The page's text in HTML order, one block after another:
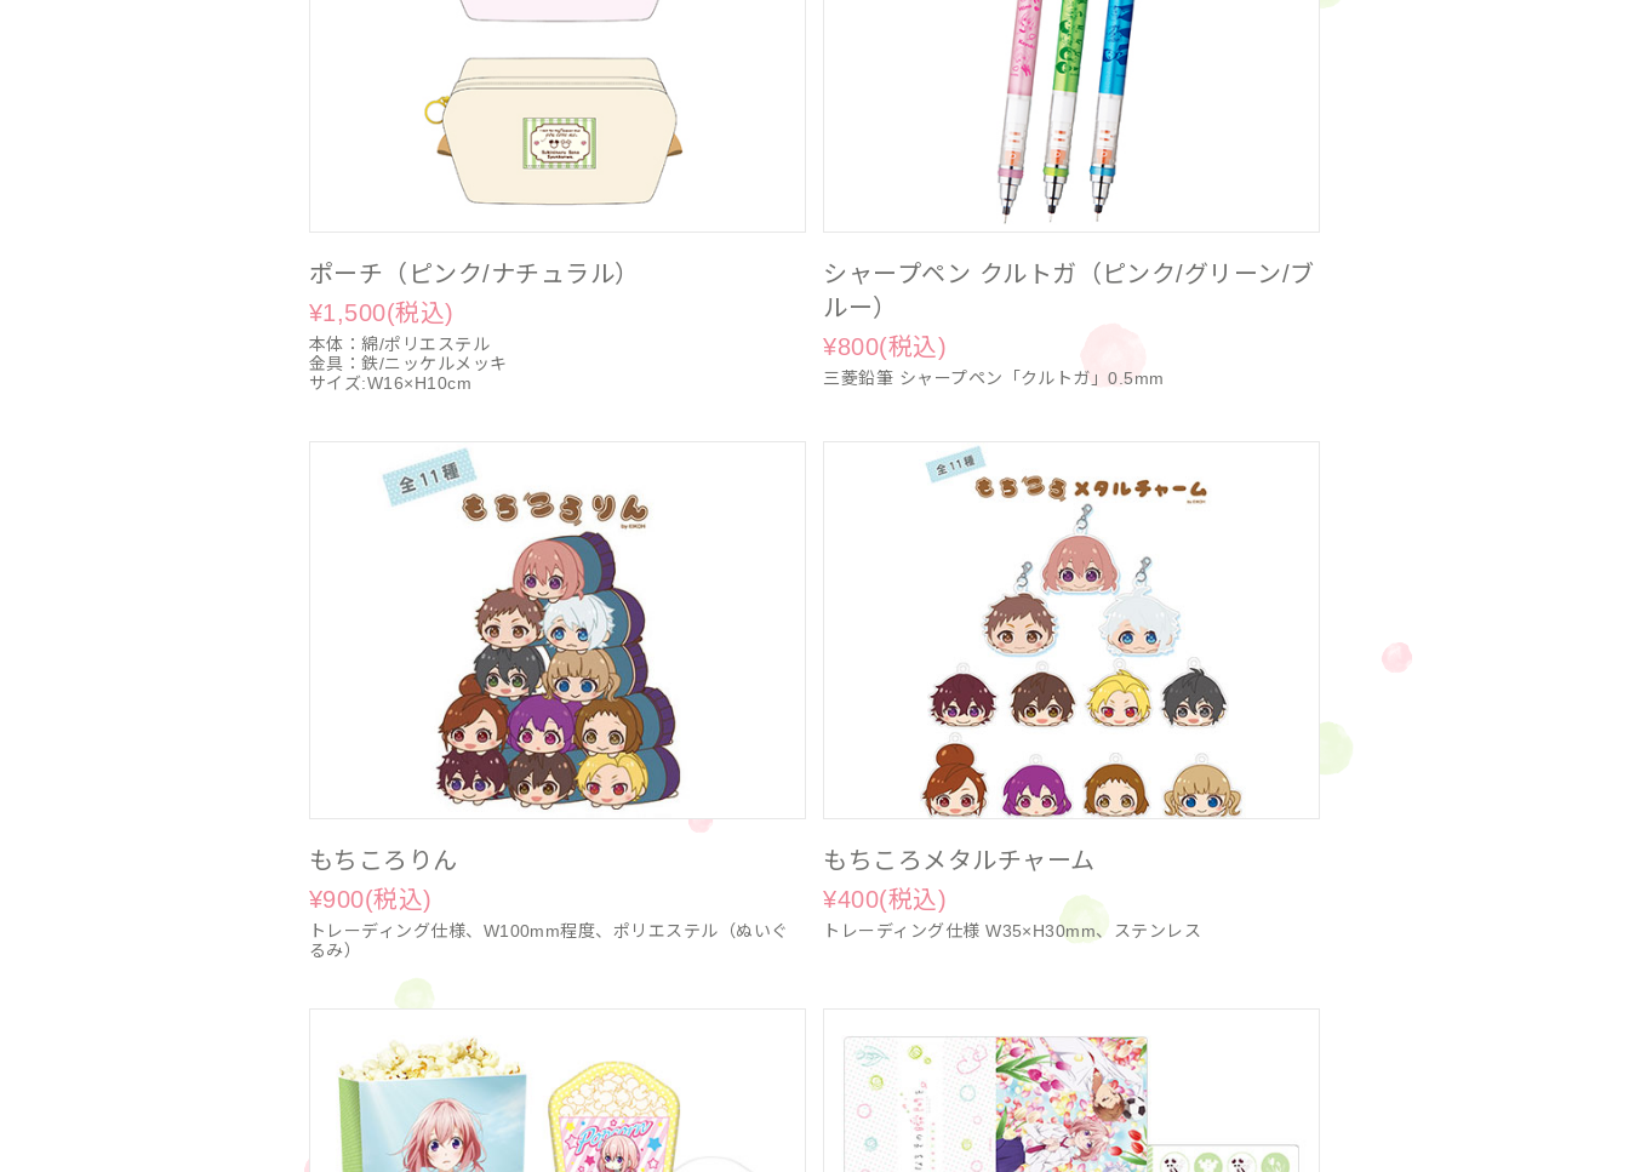
ポーチ（ピンク/ナチュラル）
¥1,500(税込)
本体：綿/ポリエステル
金具：鉄/ニッケルメッキ
サイズ:W16×H10cm
シャープペン クルトガ（ピンク/グリーン/ブ
ルー）
¥800(税込)
三菱鉛筆 シャープペン「クルトガ」0.5mm
もちころりん
¥900(税込)
トレーディング仕様、W100mm程度、ポリエステル（ぬいぐ
るみ）
もちころメタルチャーム
¥400(税込)
トレーディング仕様 W35×H30mm、ステンレス